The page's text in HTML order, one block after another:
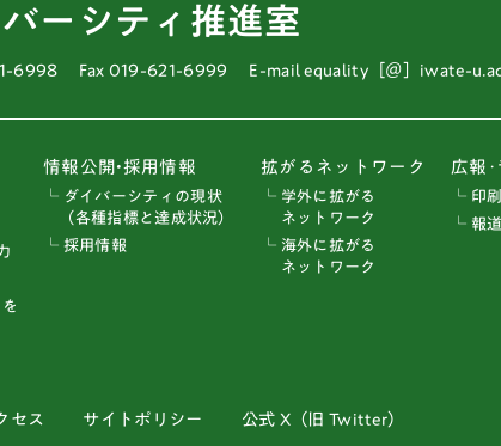
ーシティ推進室
6998 Fax 019-621-6999 E-mail equality［＠］iwate-
情報公開•採用情報
└ ダイバーシティの現状
（各種指標と達成状況）
└ 採用情報
拡がるネットワーク
└ 学外に拡がる
ネットワーク
└ 海外に拡がる
ネットワーク
広報･
└ 印
└ 報
セス サイトポリシー 公式 X（旧 Twitter）